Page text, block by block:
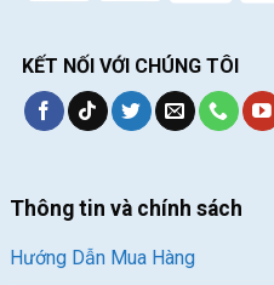
KẾT NỐI VỚI CHÚNG TÔI
Thông tin và chính sách
Hướng Dẫn Mua Hàng